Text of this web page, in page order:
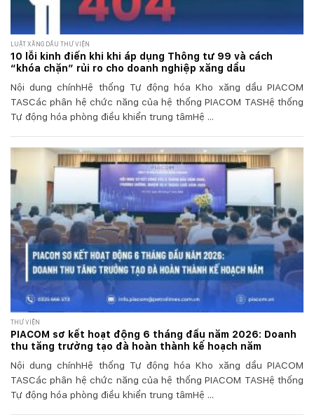
LUẬT XĂNG DẦU THƯ VIỆN
10 lỗi kinh điển khi khi áp dụng Thông tư 99 và cách
“khóa chặn” rủi ro cho doanh nghiệp xăng dầu
Nội dung chínhHệ thống Tự động hóa Kho xăng dầu PIACOM
TASCác phân hệ chức năng của hệ thống PIACOM TASHệ thống
Tự động hóa phòng điều khiển trung tâmHệ ...
THƯ VIỆN
PIACOM sơ kết hoạt động 6 tháng đầu năm 2026: Doanh
thu tăng trưởng tạo đà hoàn thành kế hoạch năm
Nội dung chínhHệ thống Tự động hóa Kho xăng dầu PIACOM
TASCác phân hệ chức năng của hệ thống PIACOM TASHệ thống
Tự động hóa phòng điều khiển trung tâmHệ ...